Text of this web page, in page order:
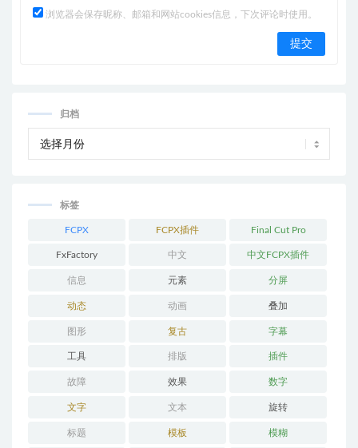
浏览器会保存昵称、邮箱和网站cookies信息，下次评论时使用。
归档
标签
FCPX FCPX插件 Final Cut Pro
FxFactory 中文 中文FCPX插件
信息 元素 分屏
动态 动画 叠加
图形 复古 字幕
工具 排版 插件
故障 效果 数字
文字 文本 旋转
标题 模板 模糊